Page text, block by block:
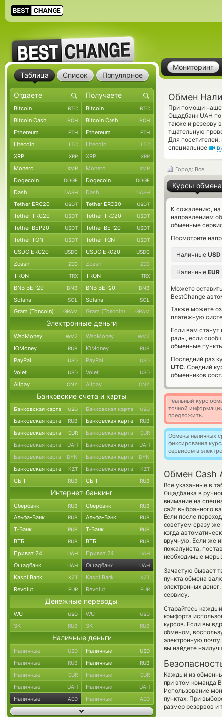
Мониторинг
Обмен
При помощи
Ощадбанк UAH
также и резерву
тщательную
Для
специальное
Город: Все
Курсы обмена
К сожалению, на
направлением
обменные
Посмотрите
Наличные USD
Наличные EUR
Можете
BestChange
Также можете
платежную
Если вам
рады, если
обменные
Последний раз
UTC. Средний
обменников
Реальный курс
точной
предложить.
Обмены наличных
фиксирования
сервисом в
Обмен Cash
Все указанные в
Ощадбанка в
внимание на
сайт выбранного
Если после
советуем сразу же
когда
вручную. Если же
пожалуйста,
необходимые
Зачастую бывает
пункта обмена
электронных
сервису.
Старайтесь
комфорта
курсов. Если вы
обменом,
электронную
вы найдете
Каждый из
при этом команда
Использование
пунктах. При
размер резервов и
Таблица Список Популярное
Bitcoin BTC Bitcoin BTC
Bitcoin Cash BCH Bitcoin Cash BCH
Ethereum ETH Ethereum ETH
Litecoin LTC Litecoin LTC
XRP XRP XRP XRP
Monero XMR Monero XMR
Dogecoin DOGE Dogecoin DOGE
Dash DASH Dash DASH
Tether ERC20 USDT Tether ERC20 USDT
Tether TRC20 USDT Tether TRC20 USDT
Tether BEP20 USDT Tether BEP20 USDT
Tether TON USDT Tether TON USDT
USDC ERC20 USDC USDC ERC20 USDC
Zcash ZEC Zcash ZEC
TRON TRX TRON TRX
BNB BEP20 BNB BNB BEP20 BNB
Solana SOL Solana SOL
Gram (Toncoin) GRAM Gram (Toncoin) GRAM
Электронные деньги
WebMoney WMZ WebMoney WMZ
ЮMoney RUB ЮMoney RUB
PayPal USD PayPal USD
Volet USD Volet USD
Alipay CNY Alipay CNY
Банковские счета и карты
Банковская карта USD Банковская карта USD
Банковская карта RUB Банковская карта RUB
Банковская карта EUR Банковская карта EUR
Банковская карта UAH Банковская карта UAH
Банковская карта BYN Банковская карта BYN
Банковская карта KZT Банковская карта KZT
СБП RUB СБП RUB
Интернет-банкинг
Сбербанк RUB Сбербанк RUB
Альфа-Банк RUB Альфа-Банк RUB
Т-Банк RUB Т-Банк RUB
ВТБ RUB ВТБ RUB
Приват 24 UAH Приват 24 UAH
Ощадбанк UAH Ощадбанк UAH
Kaspi Bank KZT Kaspi Bank KZT
Revolut EUR Revolut EUR
Денежные переводы
WU USD WU USD
ЗК RUB ЗК RUB
Наличные деньги
Наличные USD Наличные USD
Наличные RUB Наличные RUB
Наличные EUR Наличные EUR
Наличные UAH Наличные UAH
Наличные AED Наличные AED